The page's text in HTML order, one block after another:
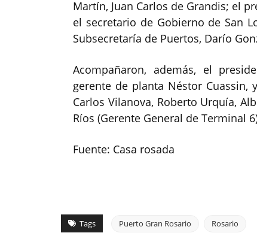
Martín, Juan Carlos de Grandis; el
el secretario de Gobierno de San
Subsecretaría de Puertos, Darío
Acompañaron, además, el
gerente de planta Néstor Cuassin,
Carlos Vilanova, Roberto Urquía,
Ríos (Gerente General de Terminal
Fuente: Casa rosada
Tags Puerto Gran Rosario Rosario